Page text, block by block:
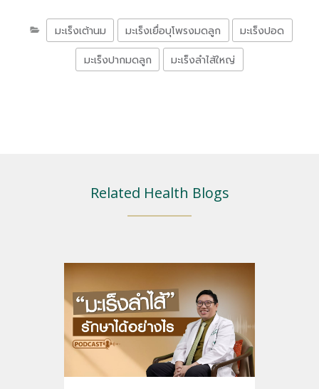
มะเร็งเต้านม มะเร็งเยื่อบุโพรงมดลูก มะเร็งปอด
มะเร็งปากมดลูก มะเร็งลำไส้ใหญ่
Related Health Blogs